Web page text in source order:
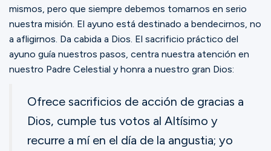
mismos, pero que siempre debemos tomarnos en serio
nuestra misión. El ayuno está destinado a bendecirnos, no
a afligirnos. Da cabida a Dios. El sacrificio práctico del
ayuno guía nuestros pasos, centra nuestra atención en
nuestro Padre Celestial y honra a nuestro gran Dios:
Ofrece sacrificios de acción de gracias a
Dios, cumple tus votos al Altísimo y
recurre a mí en el día de la angustia; yo